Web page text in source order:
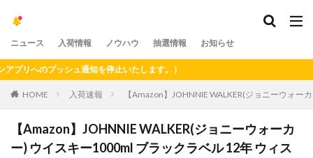
ニュース 入荷情報 ノウハウ 抽選情報 お知らせ
のプッシュ通知を停止いたします。）
HOME 入荷速報 【Amazon】JOHNNIE WALKER(ジョニーウォ
【Amazon】JOHNNIE WALKER(ジョニーウォーカ
ー) ウイスキー1000ml ブラックラベル 12年 ウィス